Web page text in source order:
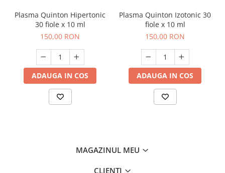
Digestie și tranzit
Imunitate
Memorie și cognitie
Reglare hormonală
Sănătate orală
Sănătate sexuală și fertilitate
Plasma Quinton Hipertonic
30 fiole x 10 ml
150,00 RON
ADAUGA IN COS
Plasma Quinton Izotonic 30
fiole x 10 ml
150,00 RON
ADAUGA IN COS
MAGAZINUL MEU
CLIENTI